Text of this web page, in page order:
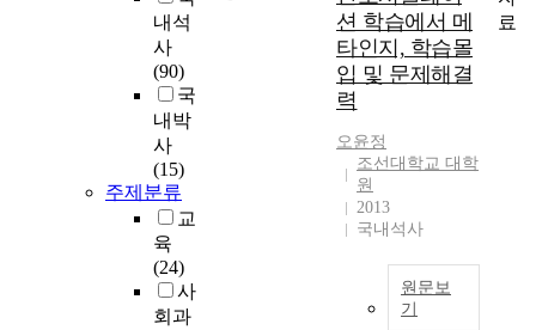
내석
사
(90)
국
내박
사
(15)
주제분류
교
육
(24)
사
회과
션 학습에서 메
타인지, 학습몰
입 및 문제해결
력
오윤정
조선대학교 대학
원
2013
국내석사
원문보
기
료